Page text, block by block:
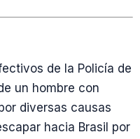
de la Policía de
un hombre con
diversas causas
hacia Brasil por